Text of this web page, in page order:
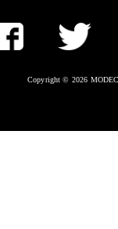
Copyright © 2026